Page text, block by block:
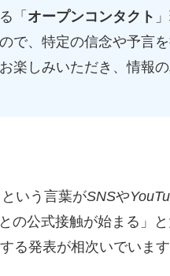
「 オープンコンタクト
で、特定の信念や予言
お楽しみいただき、情報
という言葉がSNSや
の公式接触が始まる」
る発表が相次いでいます